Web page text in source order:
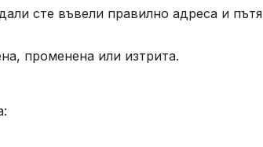
сте въвели правилно адреса и пътя
променена или изтрита.